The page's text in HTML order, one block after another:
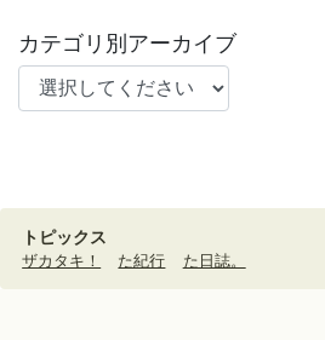
カテゴリ別アーカイブ
トピックス
ザカタキ！ た紀行 た日誌。